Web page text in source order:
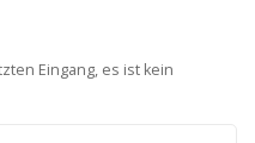
Eingang, es ist kein